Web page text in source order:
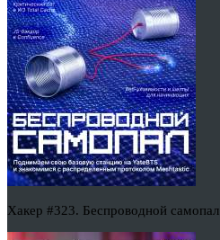
Хакер #323. Беспроводной самопал